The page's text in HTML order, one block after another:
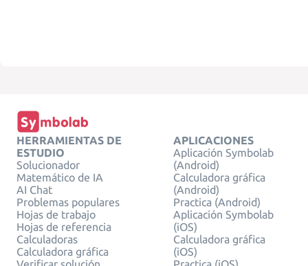
HERRAMIENTAS DE
ESTUDIO
Solucionador
Matemático de IA
AI Chat
Problemas populares
Hojas de trabajo
Hojas de referencia
Calculadoras
Calculadora gráfica
APLICACIONES
Aplicación Symbolab
(Android)
Calculadora gráfica
(Android)
Practica (Android)
Aplicación Symbolab
(iOS)
Calculadora gráfica
(iOS)